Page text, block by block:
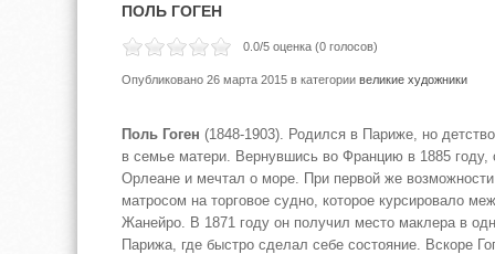
ПОЛЬ ГОГЕН
0.0/5 оценка (0 голосов)
Опубликовано 26 марта 2015 в категории великие художники
Поль Гоген (1848-1903). Родился в Париже, но
в семье матери. Вернувшись во Францию в 1885
Орлеане и мечтал о море. При первой же
матросом на торговое судно, которое курсировало
Жанейро. В 1871 году он получил место маклера в
Парижа, где быстро сделал себе состояние. Вскоре